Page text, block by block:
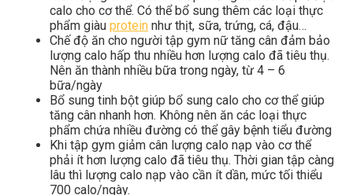
calo cho cơ thể. Có thể bổ sung thêm các loại thực
phẩm giàu protein như thịt, sữa, trứng, cá, đậu…
Chế độ ăn cho người tập gym nữ tăng cân đảm bảo
lượng calo hấp thu nhiều hơn lượng calo đã tiêu thụ.
Nên ăn thành nhiều bữa trong ngày, từ 4 – 6
bữa/ngày
Bổ sung tinh bột giúp bổ sung calo cho cơ thể giúp
tăng cân nhanh hơn. Không nên ăn các loại thực
phẩm chứa nhiều đường có thể gây bệnh tiểu đường
Khi tập gym giảm cân lượng calo nạp vào cơ thể
phải ít hơn lượng calo đã tiêu thụ. Thời gian tập càng
lâu thì lượng calo nạp vào cần ít dần, mức tối thiểu
700 calo/ngày.